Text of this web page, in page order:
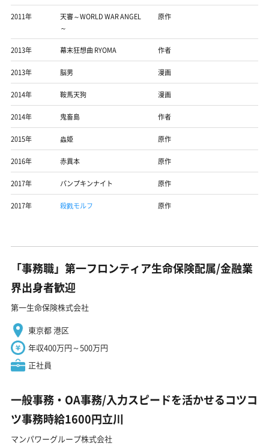
2011年
天審～WORLD WAR ANGEL
～
原作
2013年 幕末狂想曲 RYOMA 作者
2013年 脳男 漫画
2014年 鞍馬天狗 漫画
2014年 鬼畜島 作者
2015年 蟲姫 原作
2016年 赤異本 原作
2017年 パンプキンナイト 原作
2017年 殺戮モルフ 原作
「事務職」第一フロンティア生命保険配属/金融業
界出身者歓迎
第一生命保険株式会社
東京都 港区
年収400万円～500万円
正社員
一般事務・OA事務/入力スピードを活かせるコツコ
ツ事務時給1600円立川
マンパワーグループ株式会社